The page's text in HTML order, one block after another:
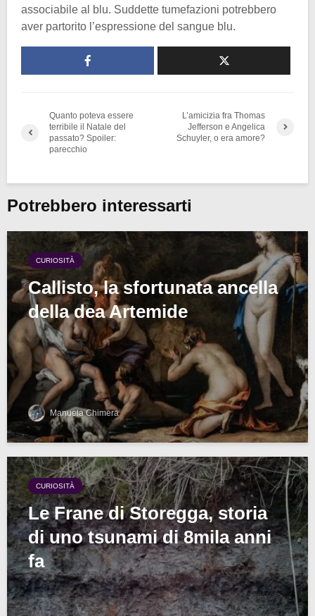
associabile al blu. Suddette tumefazioni potrebbero
aver partorito l’espressione del sangue blu.
Quanto poteva essere
terribile il Natale del
passato? Spoiler:
parecchio
L’amicizia fra Thomas
Jefferson e Angelica
Schuyler, o era amore?
Potrebbero interessarti
CURIOSITÀ
Callisto, la sfortunata ancella
della dea Artemide
Manuela Chimera
CURIOSITÀ
Le Frane di Storegga, storia
di uno tsunami di 8mila anni
fa